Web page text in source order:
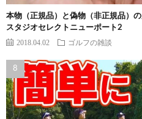
本物（正規品）と偽物（非正規品）
スタジオセレクトニューポート2
2018.04.02 ゴルフの雑談